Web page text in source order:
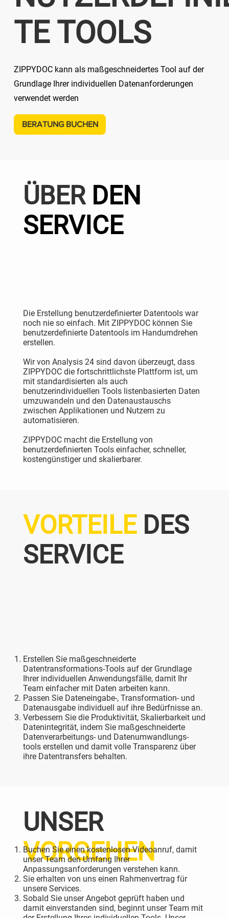
TE TOOLS
ZIPPYDOC kann als maßgeschneidertes Tool auf der
Grundlage Ihrer individuellen Datenanforderungen
verwendet werden
BERATUNG BUCHEN
ÜBER DEN
SERVICE
Die Erstellung benutzerdefinierter Datentools war
noch nie so einfach. Mit ZIPPYDOC können Sie
benutzerdefinierte Datentools im Handumdrehen
erstellen.
Wir von Analysis 24 sind davon überzeugt, dass
ZIPPYDOC die fortschrittlichste Plattform ist, um
mit standardisierten als auch
benutzerindividuellen Tools listenbasierten Daten
umzuwandeln und den Datenaustauschs
zwischen Applikationen und Nutzern zu
automatisieren.
ZIPPYDOC macht die Erstellung von
benutzerdefinierten Tools einfacher, schneller,
kostengünstiger und skalierbarer.
VORTEILEDES
SERVICE
Erstellen Sie maßgeschneiderte
Datentransformations-Tools auf der Grundlage
Ihrer individuellen Anwendungsfälle, damit Ihr
Team einfacher mit Daten arbeiten kann.
Passen Sie Dateneingabe-, Transformation- und
Datenausgabe individuell auf ihre Bedürfnisse an.
Verbessern Sie die Produktivität, Skalierbarkeit und
Datenintegrität, indem Sie maßgeschneiderte
Datenverarbeitungs- und Datenumwandlungs-
tools erstellen und damit volle Transparenz über
ihre Datentransfers behalten.
UNSER
VORGEHEN
Buchen Sie einen kostenlosen Videoanruf, damit
unser Team den Umfang Ihrer
Anpassungsanforderungen verstehen kann.
Sie erhalten von uns einen Rahmenvertrag für
unsere Services.
Sobald Sie unser Angebot geprüft haben und
damit einverstanden sind, beginnt unser Team mit